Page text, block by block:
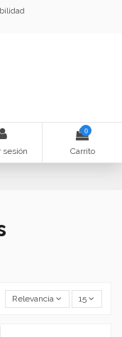
sesión
0
Carrito
Relevancia 15